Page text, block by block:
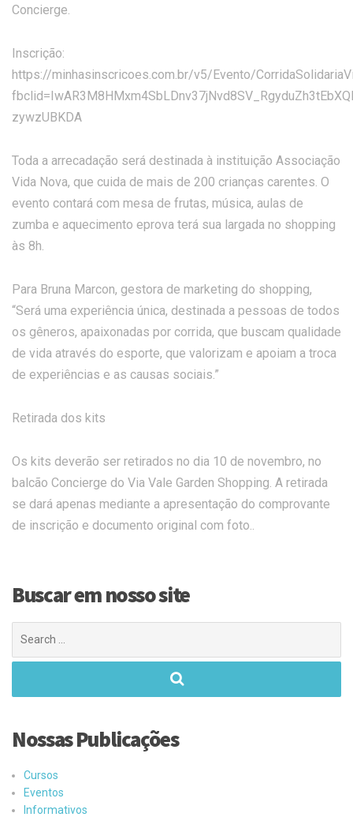
Concierge.
Inscrição:
https://minhasinscricoes.com.br/v5/Evento/
zywzUBKDA
Toda a arrecadação será destinada à instituição Associação
Vida Nova, que cuida de mais de 200 crianças carentes. O
evento contará com mesa de frutas, música, aulas de
zumba e aquecimento eprova terá sua largada no shopping
às 8h.
Para Bruna Marcon, gestora de marketing do shopping,
“Será uma experiência única, destinada a pessoas de todos
os gêneros, apaixonadas por corrida, que buscam qualidade
de vida através do esporte, que valorizam e apoiam a troca
de experiências e as causas sociais.”
Retirada dos kits
Os kits deverão ser retirados no dia 10 de novembro, no
balcão Concierge do Via Vale Garden Shopping. A retirada
se dará apenas mediante a apresentação do comprovante
de inscrição e documento original com foto..
Buscar em nosso site
for:
Nossas Publicações
Cursos
Eventos
Informativos